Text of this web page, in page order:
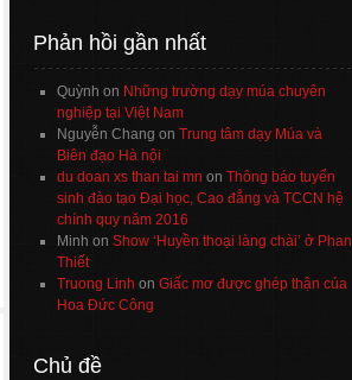
Phản hồi gần nhất
Quỳnh on Những trường dạy múa chuyên
nghiệp tại Việt Nam
Nguyễn Chang on Trung tâm dạy Múa và
Biên đạo Hà nội
du doan xs than tai mn on Thông báo tuyển
sinh đào tạo Đại học, Cao đẳng và TCCN hệ
chính quy năm 2016
Minh on Show ‘Huyền thoại làng chài’ ở Phan
Thiết
Truong Linh on Giấc mơ được ghép thận của
Hoa Đức Công
Chủ đề